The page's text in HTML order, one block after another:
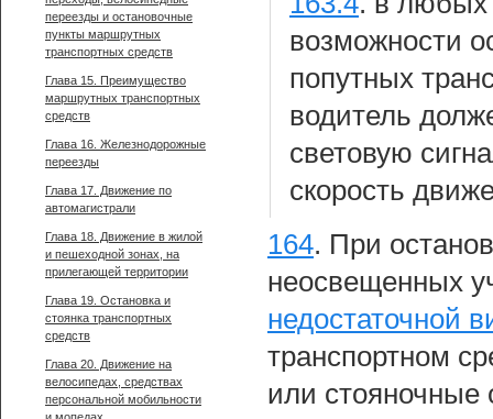
возможности
попутных
водитель
световую
скорость
164. При
неосвещенных
недостаточной
транспортном
или стояночные
переезды и остановочные
пункты маршрутных
транспортных средств
Глава 15. Преимущество
маршрутных транспортных
средств
Глава 16. Железнодорожные
переезды
Глава 17. Движение по
автомагистрали
Глава 18. Движение в жилой
и пешеходной зонах, на
прилегающей территории
Глава 19. Остановка и
стоянка транспортных
средств
Глава 20. Движение на
велосипедах, средствах
персональной мобильности